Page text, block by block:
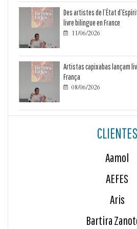
Des artistes de l’État
livre bilingue en France
 11/06/2026
Artistas capixabas lançam
França
 08/06/2026
CLIENTES
Aamol
AEFES
Aris
Bartira